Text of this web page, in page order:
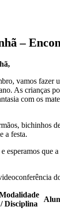
–
vamos fazer
As crianças
com os
bichinhos
a festa.
esperamos que
/ Disciplina